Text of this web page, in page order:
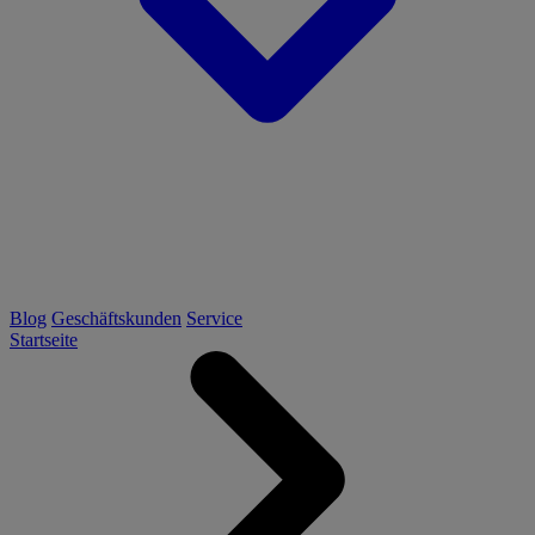
Blog Geschäftskunden Service
Startseite